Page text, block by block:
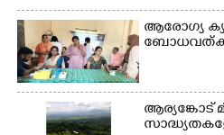
ആരോഗ്യ
ആര്യങ്കോട്